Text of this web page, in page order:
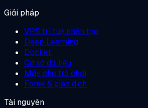
Giải pháp
VPS trí tuệ nhân tạo
Deep Learning
Docker
Cơ sở dữ liệu
Máy chủ trò chơi
Forex & giao dịch
Tài nguyên